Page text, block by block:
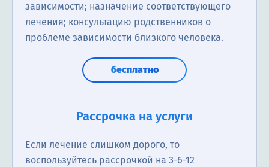
зависимости; назначение соответствующего
лечения; консультацию родственников о
проблеме зависимости близкого человека.
бесплатно
Рассрочка на услуги
Если лечение слишком дорого, то
воспользуйтесь рассрочкой на 3-6-12